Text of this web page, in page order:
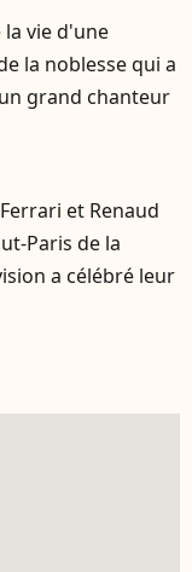
la vie d'une
la noblesse qui a
grand chanteur
et Renaud
Paris de la
a célébré leur